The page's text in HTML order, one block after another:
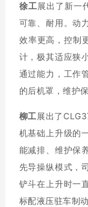
徐工展出了新一
可靠、耐用。动
效率更高，控制
计，极其适应狭
通过能力，工作
的后机罩，维护
柳工展出了
机基础上升级的
能减排、维护保
先导操纵模式，
铲斗在上升时一
标配液压驻车制